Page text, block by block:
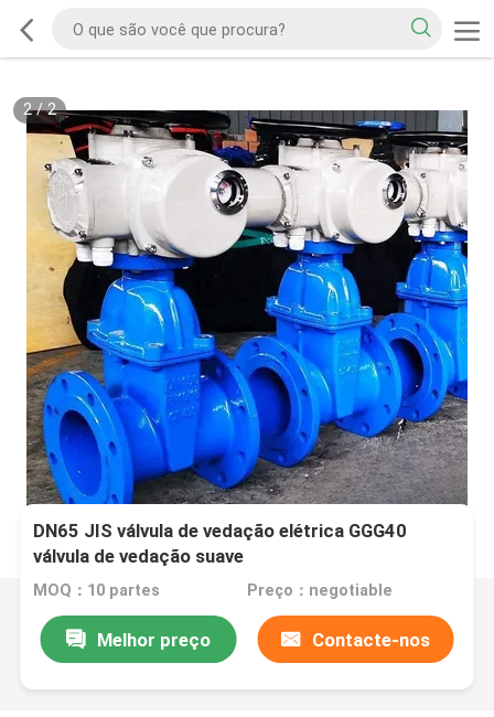
2/2
DN65 JIS válvula de vedação elétrica GGG40
válvula de vedação suave
MOQ：10 partes Preço：negotiable
Melhor preço Contacte-nos